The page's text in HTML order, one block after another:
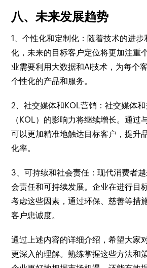
八、未来发展趋势
1、个性化和定制化：随着技术的进
化，未来的目标客户定位将更加注重
业需要利用大数据和AI技术，为每个
个性化的产品和服务。
2、社交媒体和KOL营销：社交媒体
（KOL）的影响力将继续增长。通过
可以更加精准地触达目标客户，提升
化率。
3、可持续和社会责任：现代消费者
会责任和可持续发展。企业在进行目
考虑这些因素，通过环保、慈善等措
客户忠诚度。
通过上述内容的详细介绍，希望大家
更深入的理解。熟练掌握这些方法和